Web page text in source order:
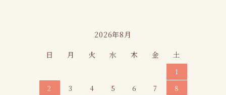
2026年8月
日
月 火 水 木 金 土
1
2
3 4 5 6 7
8